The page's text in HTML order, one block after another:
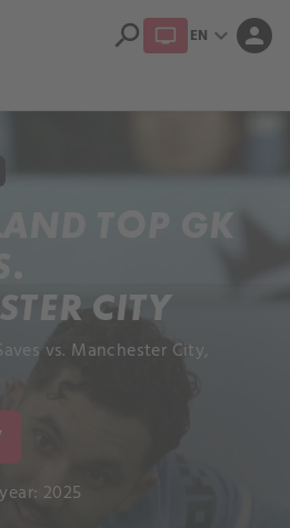
search EN expand_more person
CITY
vs. Manchester City,
2025